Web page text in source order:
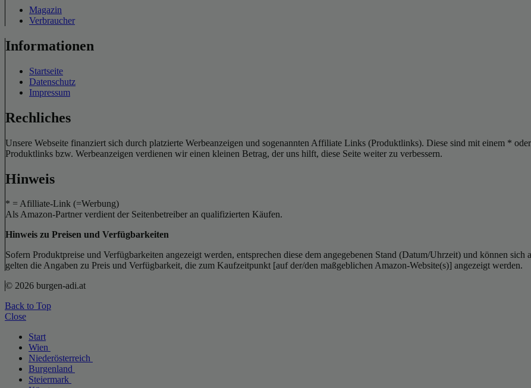
Magazin
Verbraucher
Informationen
Startseite
Datenschutz
Impressum
Rechliches
Unsere Webseite finanziert sich durch platzierte Werbeanzeigen und sogenannten Affiliate Links (Produktlinks). Diese sind mit einem *
Produktlinks bzw. Werbeanzeigen verdienen wir einen kleinen Betrag, der uns hilft, diese Seite weiter zu verbessern.
Hinweis
* = Afilliate-Link (=Werbung)
Als Amazon-Partner verdient der Seitenbetreiber an qualifizierten Käufen.
Hinweis zu Preisen und Verfügbarkeiten
Sofern Produktpreise und Verfügbarkeiten angezeigt werden, entsprechen diese dem angegebenen Stand (Datum/Uhrzeit) und können
gelten die Angaben zu Preis und Verfügbarkeit, die zum Kaufzeitpunkt [auf der/den maßgeblichen Amazon-Website(s)] angezeigt werden.
© 2026 burgen-adi.at
Back to Top
Close
Start
Wien
Niederösterreich
Burgenland
Steiermark